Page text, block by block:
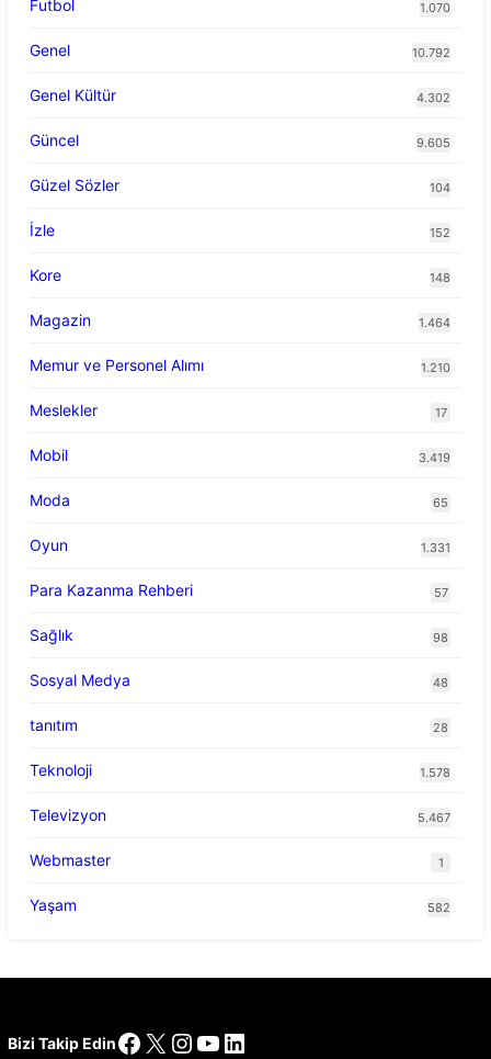
Futbol 1.070
Genel 10.792
Genel Kültür 4.302
Güncel 9.605
Güzel Sözler 104
İzle 152
Kore 148
Magazin 1.464
Memur ve Personel Alımı 1.210
Meslekler 17
Mobil 3.419
Moda 65
Oyun 1.331
Para Kazanma Rehberi 57
Sağlık 98
Sosyal Medya 48
tanıtım 28
Teknoloji 1.578
Televizyon 5.467
Webmaster 1
Yaşam 582
Bizi Takip EdinFacebook
X Instagram
YouTube
LinkedIn